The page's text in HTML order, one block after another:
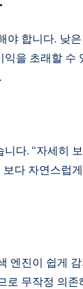
야 합니다. 낮
을 초래할 수
다. “자세히 보
다 자연스럽
진이 쉽게 감
무작정 의존